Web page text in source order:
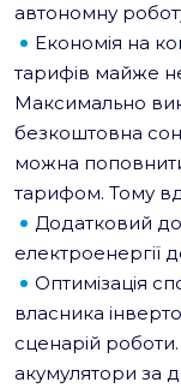
автономну
Економія на
тарифів майже
Максимально
безкоштовна
можна
тарифом. Тому
Додатковий
електроенергії
Оптимізація
власника
сценарій
акумулятори за